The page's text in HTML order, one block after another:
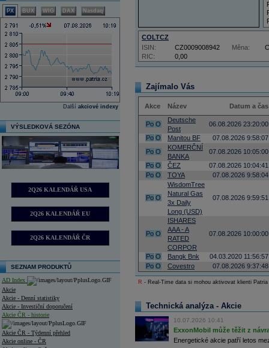
PX BUX WIG DAX Nasdaq
Další akciové indexy
VÝSLEDKOVÁ SEZÓNA
2Q26 KALENDÁŘ USA
2Q26 KALENDÁŘ EU
2Q26 KALENDÁŘ ČR
SEZNAM PRODUKTŮ
AD Index
Akcie
Akcie - Denní statistiky
Akcie - Investiční doporučení
Akcie ČR - historie
Akcie ČR - Týdenní přehled
Akcie online - ČR
COLTCZ
RIC: 0,00
ISIN: CZ0009008942 Měna:
Zajímalo Vás
Akce Název Datum a čas
Po O
Deutsche
Post
06.08.2026 23:20:00
Po O Manitou BF
07.08.2026 9:58:07
Po O
KOMERČNÍ
BANKA
07.08.2026 10:05:00
Po O ČEZ
07.08.2026 10:04:41
Po O TOYA 07.08.2026 9:58:04
Po O
WisdomTree
Natural Gas
3x Daily
Long (USD)
07.08.2026 9:59:51
Po O
ISHARES
AAA - A
RATED
CORPOR
07.08.2026 10:00:00
Po O Bangk Bnk
04.03.2020 11:56:57
Po O Covestro 07.08.2026 9:37:48
R - Real-Time data si mohou aktivovat klienti
Technická analýza - Akcie
10.07.2026 10:41
ExxonMobil může těžit z
Energetické akcie patří letos